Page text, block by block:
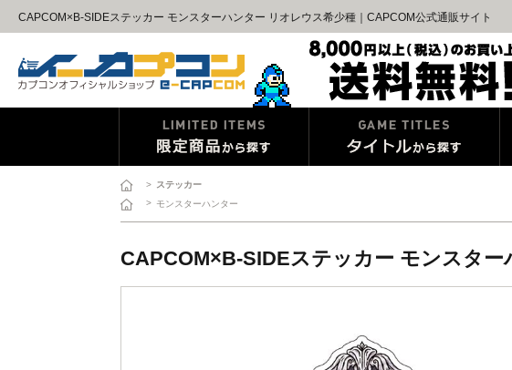
CAPCOM×B-SIDEステッカー モンスターハンター リオレウス希少種｜CAPCOM公式通販サイト
> ステッカー
> モンスターハンター
CAPCOM×B-SIDEステッカー モンスタ